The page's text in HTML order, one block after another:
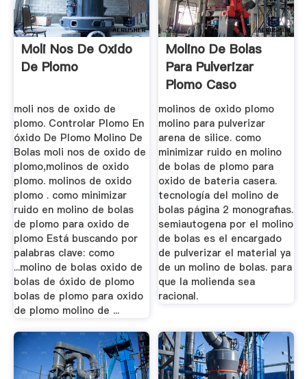
Moli Nos De Oxido
De Plomo
moli nos de oxido de
plomo. Controlar Plomo En
óxido De Plomo Molino De
Bolas moli nos de oxido de
plomo,molinos de oxido
plomo. molinos de oxido
plomo . como minimizar
ruido en molino de bolas
de plomo para oxido de
plomo Está buscando por
palabras clave: como
...molino de bolas oxido de
bolas de óxido de plomo
bolas de plomo para oxido
de plomo molino de ...
Molino De Bolas
Para Pulverizar
Plomo Caso
Machinery
molinos de oxido plomo
molino para pulverizar
arena de silice. como
minimizar ruido en molino
de bolas de plomo para
oxido de bateria casera.
tecnología del molino de
bolas página 2 monografias.
semiautogena por el molino
de bolas es el encargado
de pulverizar el material ya
de un molino de bolas. para
que la molienda sea
racional.